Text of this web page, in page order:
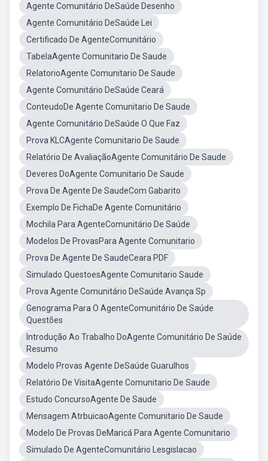
Agente Comunitário DeSaúde Desenho
Agente Comunitário DeSaúde Lei
Certificado De AgenteComunitário
TabelaAgente Comunitario De Saude
RelatorioAgente Comunitario De Saude
Agente Comunitário DeSaúde Ceará
ConteudoDe Agente Comunitario De Saude
Agente Comunitário DeSaúde O Que Faz
Prova KLCAgente Comunitario De Saude
Relatório De AvaliaçãoAgente Comunitário De Saude
Deveres DoAgente Comunitario De Saude
Prova De Agente De SaudeCom Gabarito
Exemplo De FichaDe Agente Comunitário
Mochila Para AgenteComunitário De Saúde
Modelos De ProvasPara Agente Comunitario
Prova De Agente De SaudeCeara PDF
Simulado QuestoesAgente Comunitario Saude
Prova Agente Comunitário DeSaúde Avança Sp
Genograma Para O AgenteComunitário De Saúde
Questões
Introdução Ao Trabalho DoAgente Comunitário De Saúde
Resumo
Modelo Provas Agente DeSaúde Guarulhos
Relatório De VisitaAgente Comunitario De Saude
Estudo ConcursoAgente De Saude
Mensagem AtrbuicaoAgente Comunitario De Saude
Modelo De Provas DeMaricá Para Agente Comunitario
Simulado De AgenteComunitário Lesgislacao